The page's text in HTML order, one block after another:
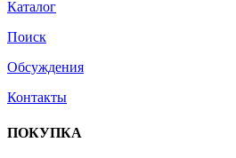
Каталог
Поиск
Обсуждения
Контакты
ПОКУПКА